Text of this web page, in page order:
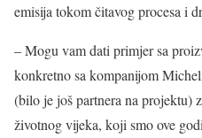
emisija tokom čitavog procesa i
– Mogu vam dati primjer sa
konkretno sa kompanijom
(bilo je još partnera na projektu)
životnog vijeka, koji smo ove